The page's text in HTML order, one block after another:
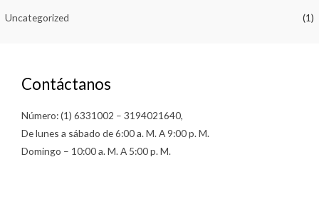
Uncategorized (1)
Contáctanos
Número: (1) 6331002 – 3194021640,
De lunes a sábado de 6:00 a. M. A 9:00 p. M.
Domingo – 10:00 a. M. A 5:00 p. M.